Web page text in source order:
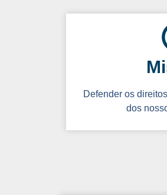
Defender os
dos